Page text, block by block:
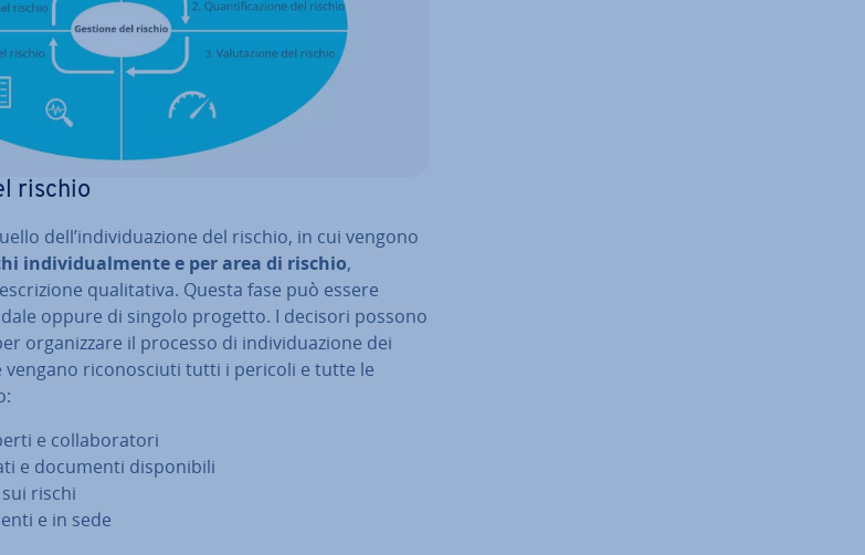
rischio
dell’in­di­vi­dua­zio­ne del rischio, in cui vengono
in­di­vi­dual­men­te e per area di rischio,
qua­li­ta­ti­va. Questa fase può essere
oppure di singolo progetto. I decisori possono
or­ga­niz­za­re il processo di in­di­vi­dua­zio­ne dei
vengano ri­co­no­sciu­ti tutti i pericoli e tutte le
e col­la­bo­ra­to­ri
e documenti di­spo­ni­bi­li
rischi
e in sede